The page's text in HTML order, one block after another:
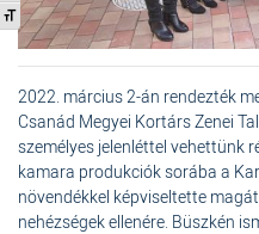
Betűméret váltása
2022. március 2-án rendezték
Csanád Megyei Kortárs Zenei
személyes jelenléttel vehettünk
kamara produkciók sorába a
növendékkel képviseltette
nehézségek ellenére. Büszkén